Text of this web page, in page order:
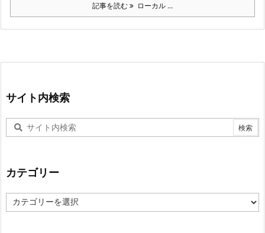
記事を読む ローカル ...
サイト内検索
カテゴリー
テ